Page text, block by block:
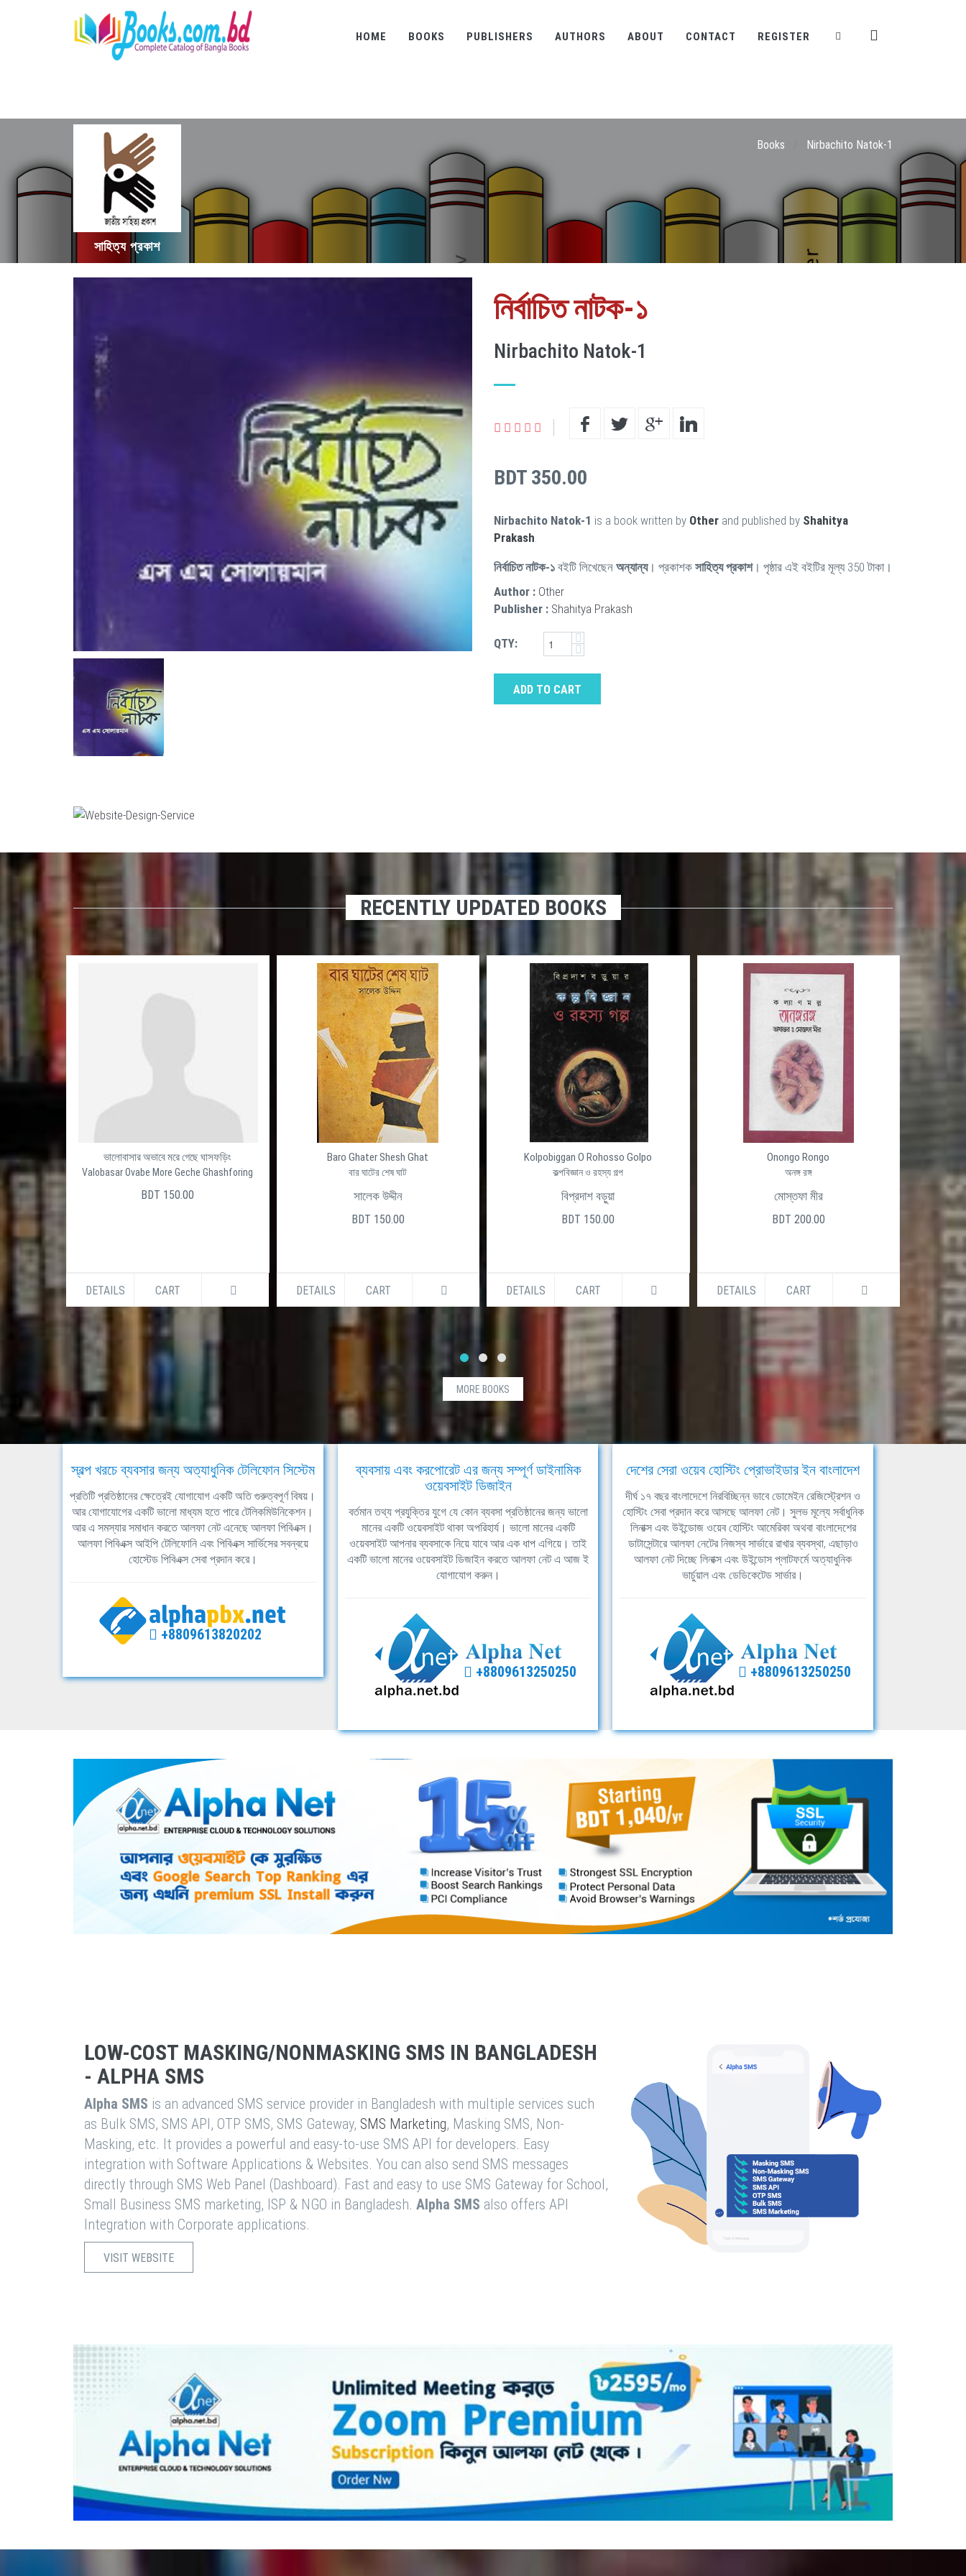
HOME BOOKS PUBLISHERS AUTHORS ABOUT CONTACT REGISTER
সাহিত্য প্রকাশ
Books Nirbachito Natok-1
নির্বাচিত নাটক-১
Nirbachito Natok-1
BDT 350.00
Nirbachito Natok-1 is a book written by Other and published by Shahitya
Prakash.
নির্বাচিত নাটক-১ বইটি লিখেছেন অন্যান্য। প্রকাশক সাহিত্য প্রকাশ। পৃষ্ঠার এই বইটির মূল্য 350 টাকা।
Author : Other
Publisher : Shahitya Prakash
QTY:
ADD TO CART
RECENTLY UPDATED BOOKS
ভালোবাসার অভাবে মরে গেছে ঘাসফড়িং
Valobasar Ovabe More Geche Ghashforing
BDT 150.00
DETAILS CART
Baro Ghater Shesh Ghat
বার ঘাটের শেষ ঘাট
সালেক উদ্দীন
BDT 150.00
DETAILS CART
Kolpobiggan O Rohosso Golpo
কল্পবিজ্ঞান ও রহস্য গল্প
বিপ্রদাশ বড়ুয়া
BDT 150.00
DETAILS CART
Onongo Rongo
অনঙ্গ রঙ্গ
মোস্তফা মীর
BDT 200.00
DETAILS CART DETAILS
MORE BOOKS
স্বল্প খরচে ব্যবসার জন্য অত্যাধুনিক টেলিফোন সিস্টেম
প্রতিটি প্রতিষ্ঠানের ক্ষেত্রেই যোগাযোগ একটি অতি গুরুত্বপূর্ণ বিষয়।
আর যোগাযোগের একটি ভালো মাধ্যম হতে পারে টেলিকমিউনিকেশন।
আর এ সমস্যার সমাধান করতে আলফা নেট এনেছে আলফা পিবিএক্স।
আলফা পিবিএক্স আইপি টেলিফোনি এবং পিবিএক্স সার্ভিসের সবন্বয়ে
হোস্টেড পিবিএক্স সেবা প্রদান করে।
+8809613820202
ব্যবসায় এবং করপোরেট এর জন্য সম্পূর্ণ ডাইনামিক
ওয়েবসাইট ডিজাইন
বর্তমান তথ্য প্রযুক্তির যুগে যে কোন ব্যবসা প্রতিষ্ঠানের জন্য ভালো
মানের একটি ওয়েবসাইট থাকা অপরিহার্য। ভালো মানের একটি
ওয়েবসাইট আপনার ব্যবসাকে নিয়ে যাবে আর এক ধাপ এগিয়ে। তাই
একটি ভালো মানের ওয়েবসাইট ডিজাইন করতে আলফা নেট এ আজ ই
যোগাযোগ করুন।
+8809613250250
দেশের সেরা ওয়েব হোস্টিং প্রোভাইডার ইন বাংলাদেশ
দীর্ঘ ১৭ বছর বাংলাদেশে নিরবিচ্ছিন্ন ভাবে ডোমেইন রেজিস্ট্রেশন ও
হোস্টিং সেবা প্রদান করে আসছে আলফা নেট। সুলভ মূল্যে সর্বাধুনিক
লিনাক্স এবং উইন্ডোজ ওয়েব হোস্টিং আমেরিকা অথবা বাংলাদেশের
ডাটাসেন্টারে আলফা নেটের নিজস্ব সার্ভারে রাখার ব্যবস্থা, এছাড়াও
আলফা নেট দিচ্ছে লিনাক্স এবং উইন্ডোস প্লাটফর্মে অত্যাধুনিক
ভার্চুয়াল এবং ডেডিকেটেড সার্ভার।
+8809613250250
LOW-COST MASKING/NONMASKING SMS IN BANGLADESH
- ALPHA SMS
Alpha SMS is an advanced SMS service provider in Bangladesh with multiple services such
as Bulk SMS, SMS API, OTP SMS, SMS Gateway, SMS Marketing, Masking SMS, Non-
Masking, etc. It provides a powerful and easy-to-use SMS API for developers. Easy
integration with Software Applications & Websites. You can also send SMS messages
directly through SMS Web Panel (Dashboard). Fast and easy to use SMS Gateway for School,
Small Business SMS marketing, ISP & NGO in Bangladesh. Alpha SMS also offers API
Integration with Corporate applications.
VISIT WEBSITE